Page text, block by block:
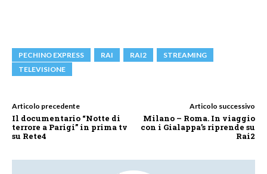
PECHINO EXPRESS RAI RAI2
STREAMING
TELEVISIONE
Articolo precedente
Il documentario “Notte di
terrore a Parigi” in prima tv
su Rete4
Articolo successivo
Milano – Roma. In viaggio
con i Gialappa’s riprende su
Rai2